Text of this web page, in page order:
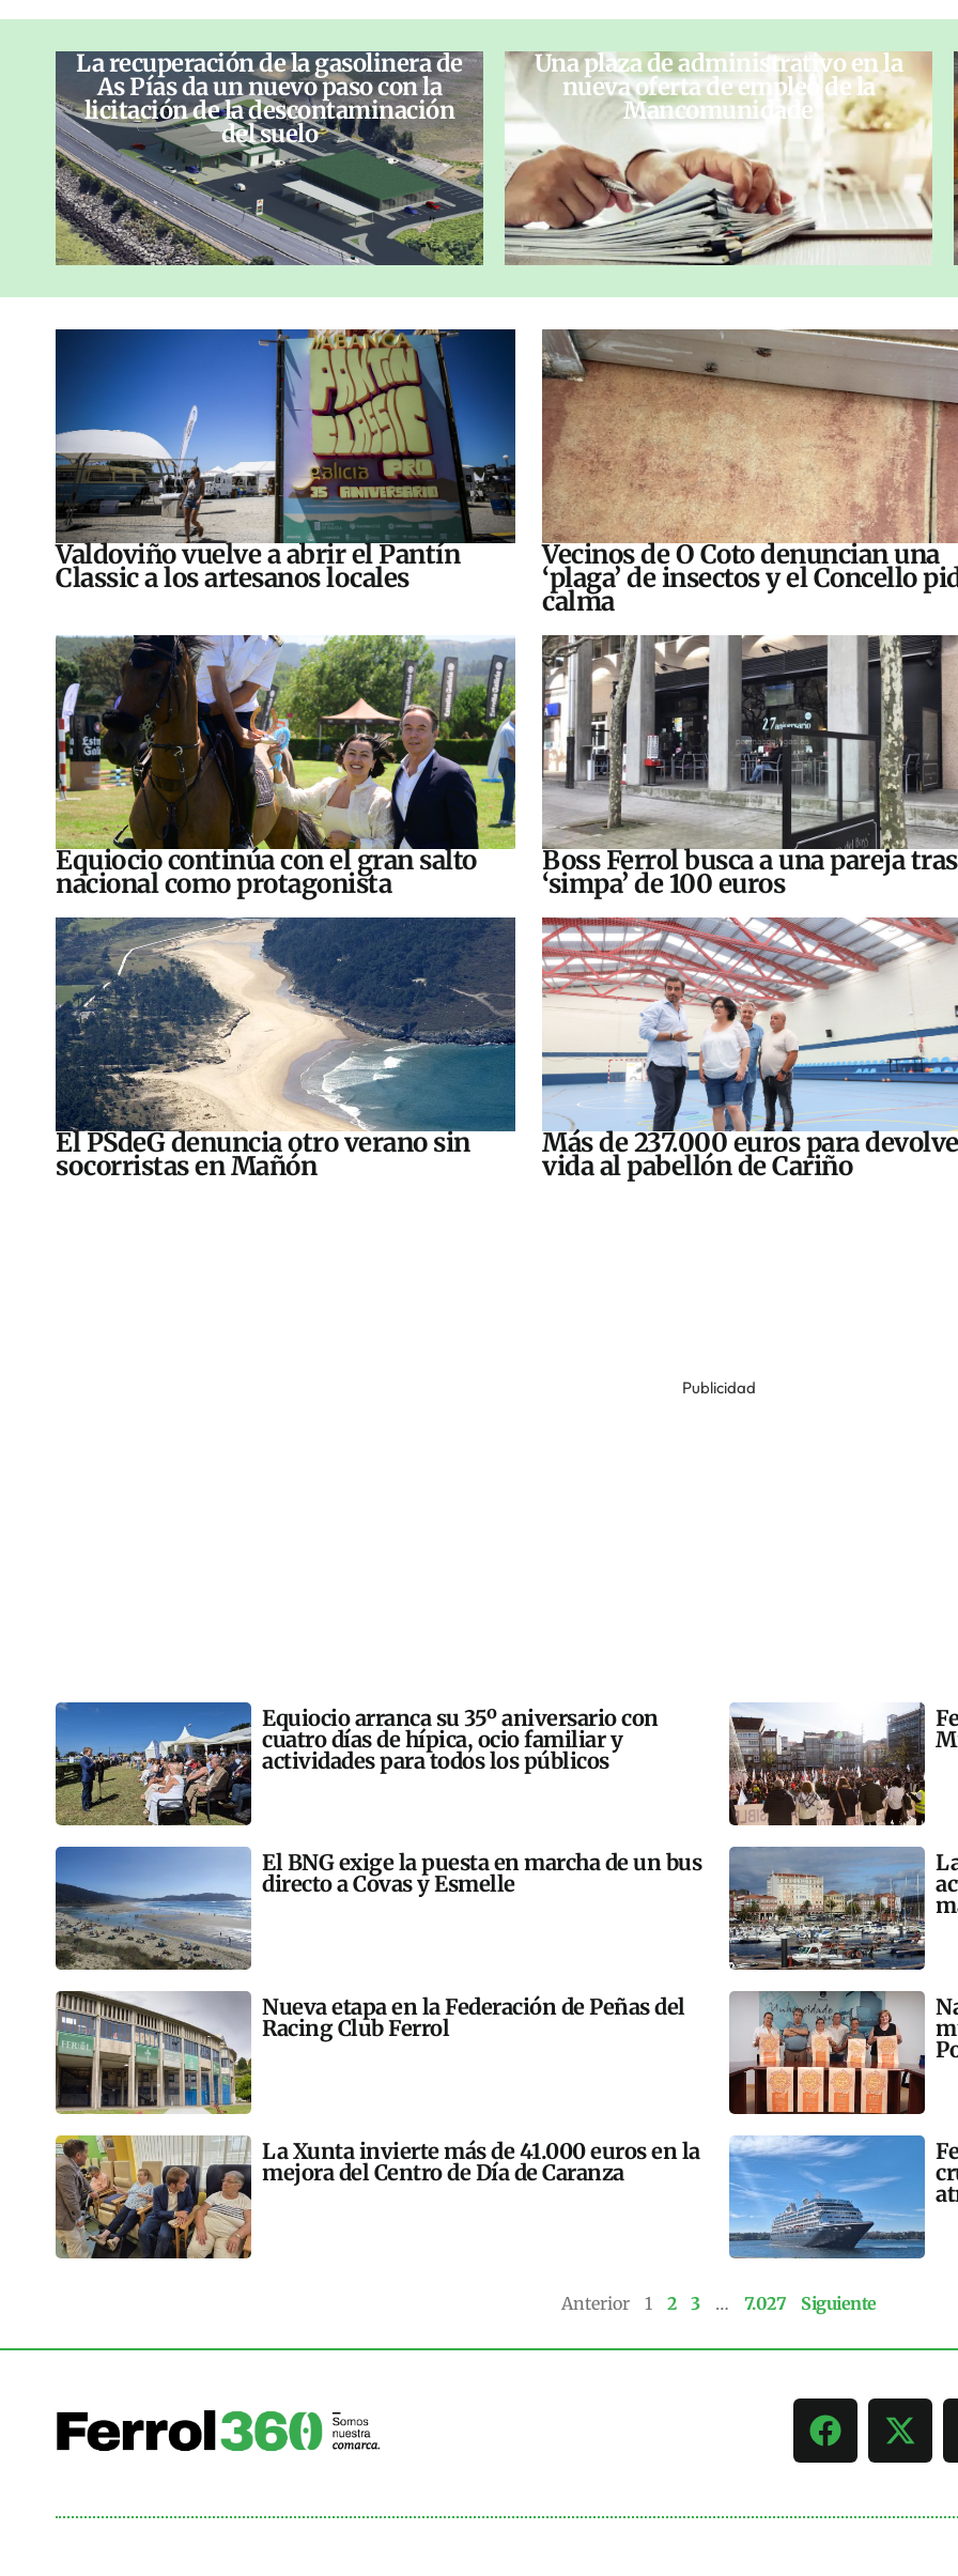
La recuperación de la gasolinera de
As Pías da un nuevo paso con la
licitación de la descontaminación
del suelo
Una plaza de administrativo en la
nueva oferta de empleo de la
Mancomunidade
Valdoviño vuelve a abrir el Pantín
Classic a los artesanos locales
Vecinos de O Coto denuncian una
‘plaga’ de insectos y el Concello
calma
Equiocio continúa con el gran salto
nacional como protagonista
Boss Ferrol busca a una pareja
‘simpa’ de 100 euros
El PSdeG denuncia otro verano sin
socorristas en Mañón
Más de 237.000 euros para
vida al pabellón de Cariño
Publicidad
Equiocio arranca su 35º aniversario con
cuatro días de hípica, ocio familiar y
actividades para todos los públicos
El BNG exige la puesta en marcha de un bus
directo a Covas y Esmelle
Nueva etapa en la Federación de Peñas del
Racing Club Ferrol
La Xunta invierte más de 41.000 euros en la
mejora del Centro de Día de Caranza
Anterior 1 2 3 … 7.027 Siguiente